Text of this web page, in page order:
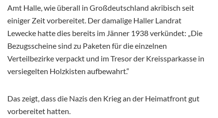
Amt Halle, wie überall in Großdeutschland akribisch seit
einiger Zeit vorbereitet. Der damalige Haller Landrat
Lewecke hatte dies bereits im Jänner 1938 verkündet: „Die
Bezugsscheine sind zu Paketen für die einzelnen
Verteilbezirke verpackt und im Tresor der Kreissparkasse in
versiegelten Holzkisten aufbewahrt.“
Das zeigt, dass die Nazis den Krieg an der Heimatfront gut
vorbereitet hatten.